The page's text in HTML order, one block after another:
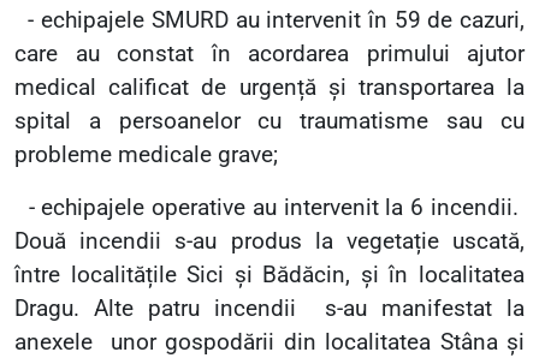
- echipajele SMURD au intervenit în 59 de cazuri,
care au constat în acordarea primului ajutor
medical calificat de urgență și transportarea la
spital a persoanelor cu traumatisme sau cu
probleme medicale grave;
- echipajele operative au intervenit la 6 incendii.
Două incendii s-au produs la vegetație uscată,
între localitățile Sici și Bădăcin, și în localitatea
Dragu. Alte patru incendii
s-au manifestat la
anexele
unor gospodării din localitatea Stâna și